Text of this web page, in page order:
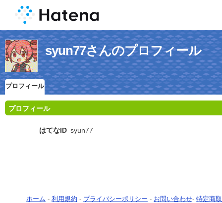
syun77さんのプロフィール
プロフィール
プロフィール
はてなID syun77
ホーム - 利用規約 - プライバシーポリシー - お問い合わせ- 特定商